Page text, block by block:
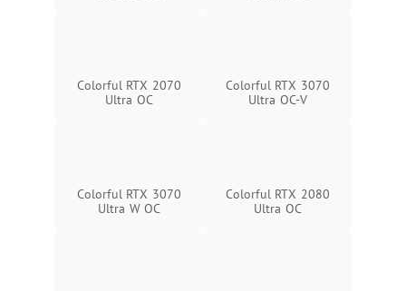
Colorful RTX 2070
Ultra OC
Colorful RTX 3070
Ultra OC-V
Colorful RTX 3070
Ultra W OC
Colorful RTX 2080
Ultra OC